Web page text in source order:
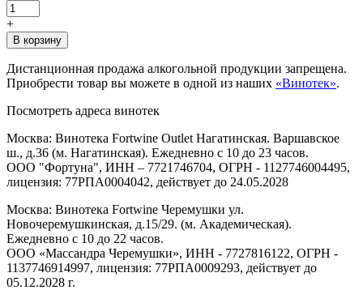
+
В корзину
Дистанционная продажа алкогольной продукции запрещена.
Приобрести товар вы можете в одной из наших «Винотек».
Посмотреть адреса винотек
Москва: Винотека Fortwine Outlet Нагатинская. Варшавское
ш., д.36 (м. Нагатинская). Ежедневно с 10 до 23 часов.
ООО "Фортуна", ИНН – 7721746704, ОГРН - 1127746004495,
лицензия: 77РПА0004042, действует до 24.05.2028
Москва: Винотека Fortwine Черемушки ул.
Новочеремушкинская, д.15/29. (м. Академическая).
Ежедневно с 10 до 22 часов.
ООО «Массандра Черемушки», ИНН - 7727816122, ОГРН -
1137746914997, лицензия: 77РПА0009293, действует до
05.12.2028 г.